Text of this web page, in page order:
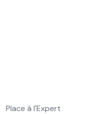
Place à l'Expert